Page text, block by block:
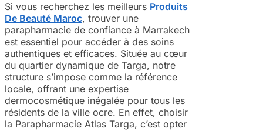
Si vous recherchez les meilleurs Produits
De Beauté Maroc, trouver une
parapharmacie de confiance à Marrakech
est essentiel pour accéder à des soins
authentiques et efficaces. Située au cœur
du quartier dynamique de Targa, notre
structure s’impose comme la référence
locale, offrant une expertise
dermocosmétique inégalée pour tous les
résidents de la ville ocre. En effet, choisir
la Parapharmacie Atlas Targa, c’est opter